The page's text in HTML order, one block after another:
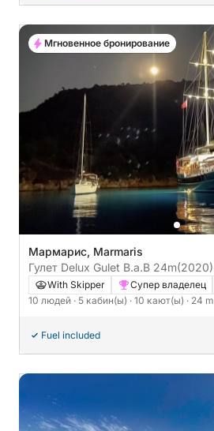
Мармарис, Marmaris
Гулет Delux Gulet B.a.B 24m(2020)
With Skipper Супер владелец
10 людей · 5 кабин(ы) · 10 кают(ы) · 24 m
Fuel included
Мгновенное бронирование